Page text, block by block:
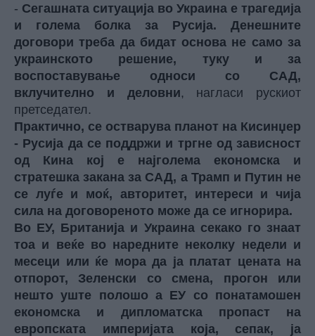
- Сегашната ситуација во Украина е трагедија
и голема болка за Русија. Денешните
договори треба да бидат основа не само за
украинското решение, туку и за
воспоставување односи со САД,
вклучително и деловни, нагласи рускиот
претседател.
Практично, се остварува планот на Кисинџер
- Русија да се поддржи и тргне од зависност
од Кина кој е најголема економска и
стратешка закана за САД, а Трамп и Путин не
се луѓе и моќ, авторитет, интереси и чија
сила на договореното може да се игнорира.
Во ЕУ, Британија и Украина секако го знаат
тоа и веќе во наредните неколку недели и
месеци или ќе мора да ја платат цената на
отпорот, Зеленски со смена, прогон или
нешто уште полошо а ЕУ со понатамошен
економска и дипломатска пропаст на
европската империјата која, сепак, ја